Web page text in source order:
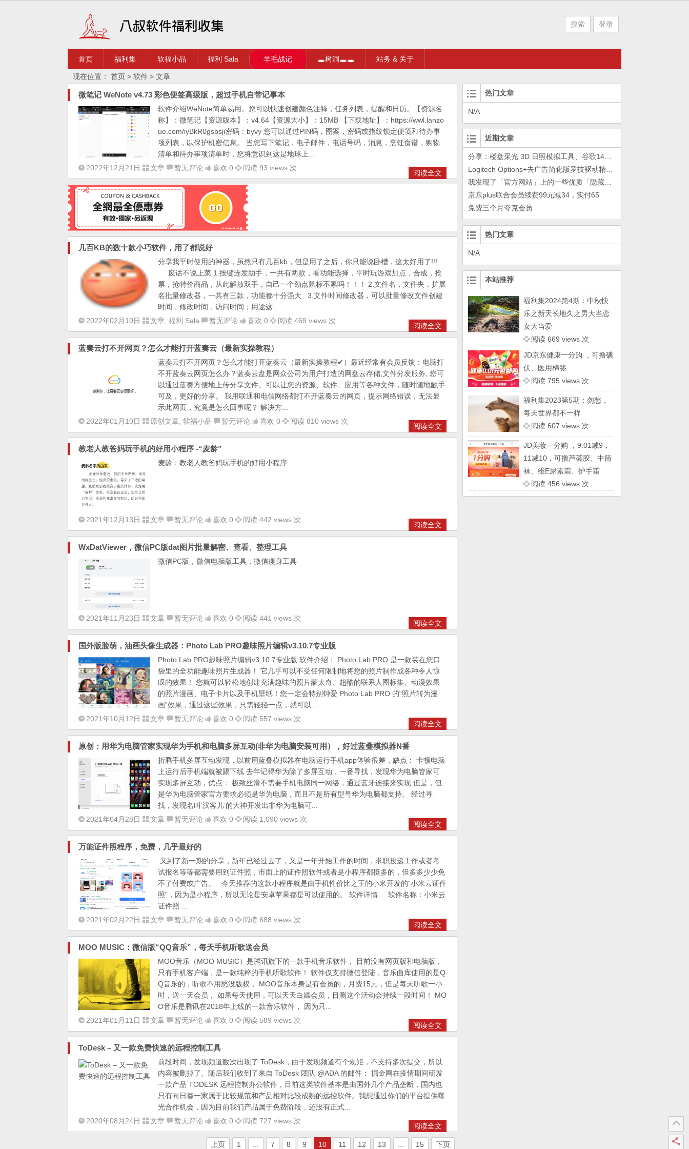
搜索 登录
首页 福利集 软福小品 福利 Sala 羊毛战记 🕳树洞🕳🕳 站务 & 关于
现在位置： 首页 > 软件 > 文章
微笔记 WeNote v4.73 彩色便签高级版，超过手机自带记事本
软件介绍WeNote简单易用。您可以快速创建颜色注释，任务列表，提醒和日历。【资源名
称】：微笔记【资源版本】：v4.64【资源大小】：15MB 【下载地址】：https://wwl.lanzo
ue.com/iyBkR0gsbsji密码：byvy 您可以通过PIN码，图案，密码或指纹锁定便笺和待办事
项列表，以保护机密信息。 当您写下笔记，电子邮件，电话号码，消息，烹饪食谱，购物
清单和待办事项清单时，您将意识到这是地球上...
2022年12月21日
文章 暂无评论 喜欢 0 阅读 93 views 次
阅读全文
几百KB的数十款小巧软件，用了都说好
分享我平时使用的神器，虽然只有几百kb，但是用了之后，你只能说卧槽，这太好用了!!!
废话不说上菜 1.按键连发助手，一共有两款，看功能选择，平时玩游戏加点，合成，抢
票，抢特价商品，从此解放双手，自己一个劲点鼠标不累吗！！！ 2.文件名，文件夹，扩展
名批量修改器，一共有三款，功能都十分强大 3.文件时间修改器，可以批量修改文件创建
时间，修改时间，访问时间；用途这...
2022年02月10日
文章, 福利 Sala 暂无评论 喜欢 0 阅读 469 views 次
阅读全文
蓝奏云打不开网页？怎么才能打开蓝奏云（最新实操教程）
蓝奏云打不开网页？怎么才能打开蓝奏云（最新实操教程✔）最近经常有会员反馈：电脑打
不开蓝奏云网页怎么办？蓝奏云盘是网众公司为用户打造的网盘云存储,文件分发服务, 您可
以通过蓝奏方便地上传分享文件。可以让您的资源、软件、应用等各种文件，随时随地触手
可及，更好的分享。 我用联通和电信网络都打不开蓝奏云的网页，提示网络错误，无法显
示此网页，究竟是怎么回事呢？ 解决方...
2022年01月10日
原创文章, 软福小品 暂无评论 喜欢 0 阅读 810 views 次
阅读全文
教老人教爸妈玩手机的好用小程序 -“麦龄”
麦龄：教老人教爸妈玩手机的好用小程序
2021年12月13日 文章 暂无评论 喜欢 0 阅读 442 views 次
阅读全文
WxDatViewer，微信PC版dat图片批量解密、查看、整理工具
微信PC版，微信电脑版工具，微信瘦身工具
2021年11月23日 文章 暂无评论 喜欢 0 阅读 441 views 次
阅读全文
国外版脸萌，油画头像生成器：Photo Lab PRO趣味照片编辑v3.10.7专业版
Photo Lab PRO趣味照片编辑v3.10.7专业版 软件介绍： Photo Lab PRO 是一款装在您口
袋里的全功能趣味照片生成器！ 它几乎可以不受任何限制地将您的照片制作成各种令人惊
叹的效果！ 您就可以轻松地创建充满趣味的照片蒙太奇、超酷的联系人图标集、动漫效果
的照片漫画、电子卡片以及手机壁纸！您一定会特别钟爱 Photo Lab PRO 的“照片转为漫
画”效果，通过这些效果，只需轻轻一点，就可以...
2021年10月12日
文章 暂无评论 喜欢 0 阅读 557 views 次
阅读全文
原创：用华为电脑管家实现华为手机和电脑多屏互动(非华为电脑安装可用），好过蓝叠模拟器N番
折腾手机多屏互动发现，以前用蓝叠模拟器在电脑运行手机app体验很差，缺点： 卡顿电脑
上运行后手机端就被踢下线 去年记得华为除了多屏互动，一番寻找，发现华为电脑管家可
实现多屏互动，优点： 极致丝滑不需要手机电脑同一网络，通过蓝牙连接来实现 但是，但
是华为电脑管家官方要求必须是华为电脑，而且不是所有型号华为电脑都支持。 经过寻
找，发现名叫‘汉客儿’的大神开发出非华为电脑可...
2021年04月28日
文章 暂无评论 喜欢 0 阅读 1,090 views 次
阅读全文
万能证件照程序，免费，几乎最好的
又到了新一期的分享，新年已经过去了，又是一年开始工作的时间，求职投递工作或者考
试报名等等都需要用到证件照，市面上的证件照软件或者是小程序都挺多的，但多多少少免
不了付费或广告。 今天推荐的这款小程序就是由手机性价比之王的小米开发的“小米云证件
照”，因为是小程序，所以无论是安卓苹果都是可以使用的。 软件详情 软件名称：小米云
证件照 ...
2021年02月22日
文章 暂无评论 喜欢 0 阅读 688 views 次
阅读全文
MOO MUSIC：微信版“QQ音乐”，每天手机听歌送会员
MOO音乐（MOO MUSIC）是腾讯旗下的一款手机音乐软件， 目前没有网页版和电脑版，
只有手机客户端，是一款纯粹的手机听歌软件！ 软件仅支持微信登陆，音乐曲库使用的是Q
Q音乐的，听歌不用愁没版权， MOO音乐本身是有会员的，月费15元，但是每天听歌一小
时，送一天会员， 如果每天使用，可以天天白嫖会员，目测这个活动会持续一段时间！ MO
O音乐是腾讯在2018年上线的一款音乐软件， 因为只...
2021年01月11日
文章 暂无评论 喜欢 0 阅读 589 views 次
阅读全文
ToDesk – 又一款免费快速的远程控制工具
前段时间，发现频道数次出现了 ToDesk，由于发现频道有个规矩，不支持多次提交，所以
内容被删掉了。随后我们收到了来自 ToDesk 团队 @ADA 的邮件： 掘金网在疫情期间研发
一款产品 TODESK 远程控制办公软件，目前这类软件基本是由国外几个产品垄断，国内也
只有向日葵一家属于比较规范和产品相对比较成熟的远控软件。我想通过你们的平台提供曝
光合作机会，因为目前我们产品属于免费阶段，还没有正式...
2020年08月24日
文章 暂无评论 喜欢 0 阅读 727 views 次
阅读全文
上页 1 ... 7 8 9 10 11 12 13 ... 15 下页
热门文章
N/A
近期文章
京东plus联合会员续费99元减34，实付65
免费三个月夸克会员
热门文章
N/A
本站推荐
福利集2024第4期：中秋快
乐之新天长地久之男大当恋
女大当爱
阅读 669 views 次
JD京东健康一分购 ，可撸碘
伏、医用棉签
阅读 795 views 次
福利集2023第5期：勿愁，
每天世界都不一样
阅读 607 views 次
JD美妆一分购 ，9.01减9，
11减10，可撸芦荟胶、中筒
袜、维E尿素霜、护手霜
阅读 456 views 次